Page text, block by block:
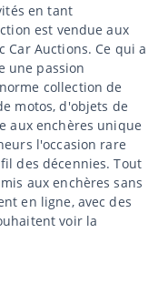
en tant
est vendue aux
Auctions. Ce qui a
une passion
collection de
motos, d'objets de
aux enchères unique
l'occasion rare
des décennies. Tout
aux enchères sans
en ligne, avec des
voir la